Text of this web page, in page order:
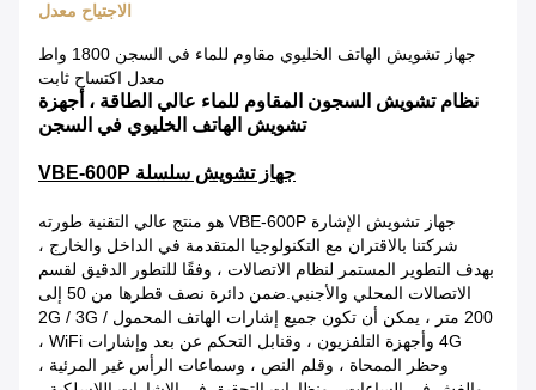
الاجتياح معدل
جهاز تشويش الهاتف الخليوي مقاوم للماء في السجن 1800 واط
معدل اكتساح ثابت
نظام تشويش السجون المقاوم للماء عالي الطاقة ، أجهزة
تشويش الهاتف الخليوي في السجن
جهاز تشويش سلسلة VBE-600P
جهاز تشويش الإشارة VBE-600P هو منتج عالي التقنية طورته
شركتنا بالاقتران مع التكنولوجيا المتقدمة في الداخل والخارج ،
بهدف التطوير المستمر لنظام الاتصالات ، وفقًا للتطور الدقيق لقسم
الاتصالات المحلي والأجنبي.ضمن دائرة نصف قطرها من 50 إلى
200 متر ، يمكن أن تكون جميع إشارات الهاتف المحمول 2G / 3G /
4G وأجهزة التلفزيون ، وقنابل التحكم عن بعد وإشارات WiFi ،
وحظر الممحاة ، وقلم النص ، وسماعات الرأس غير المرئية ،